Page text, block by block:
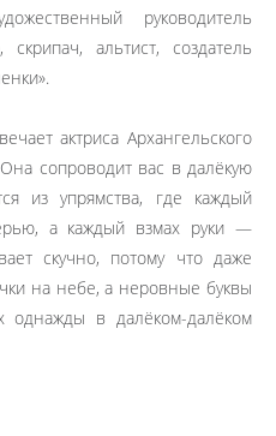
руководитель
альтист, создатель
актриса Архангельского
сопроводит вас в далёкую
из упрямства, где каждый
а каждый взмах руки —
скучно, потому что даже
на небе, а неровные буквы
однажды в далёком-далёком